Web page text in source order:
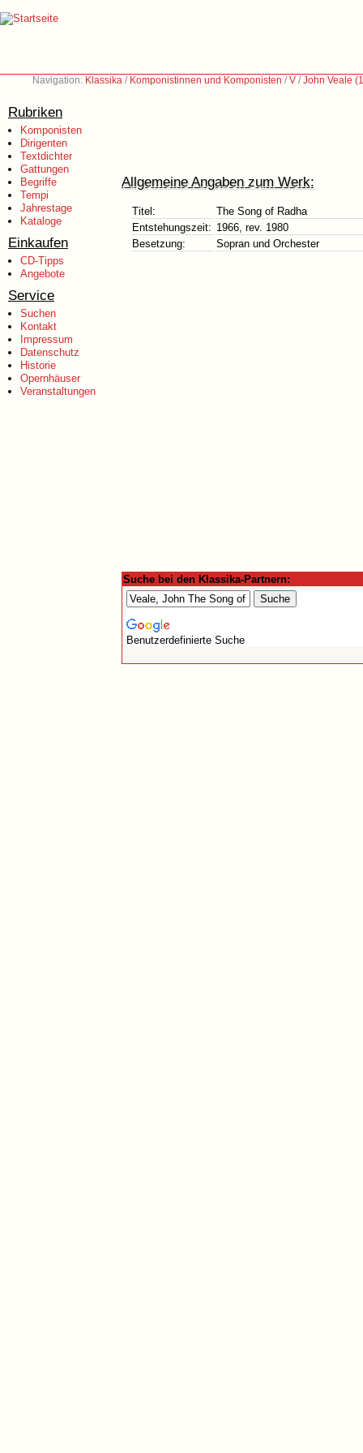
Navigation: Klassika / Komponistinnen und Komponisten /V /John Veale
Rubriken
Komponisten
Dirigenten
Textdichter
Gattungen
Begriffe
Tempi
Jahrestage
Kataloge
Einkaufen
CD-Tipps
Angebote
Service
Suchen
Kontakt
Impressum
Datenschutz
Historie
Opernhäuser
Veranstaltungen
Allgemeine Angaben zum Werk:
Titel:
The Song of Radha
Entstehungszeit: 1966, rev. 1980
Besetzung:
Sopran und Orchester
Suche bei den Klassika-Partnern:
Benutzerdefinierte Suche